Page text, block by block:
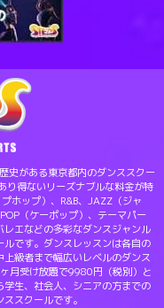
史がある東京都内のダンススクー
り得ないリーズナブルな料金が特
ホップ）、R&B、JAZZ（ジャ
（ケーポップ）、テーマパー
エなどの多彩なダンスジャンル
です。ダンスレッスンは各自の
級者まで幅広いレベルのダンス
月受け放題で9980円（税別）と
生、社会人、シニアの方までの
スクールです。